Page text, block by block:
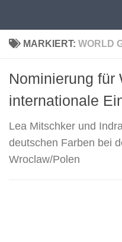
MARKIERT: WORLD
Nominierung für
internationale
Lea Mitschker und
deutschen Farben bei
Wroclaw/Polen